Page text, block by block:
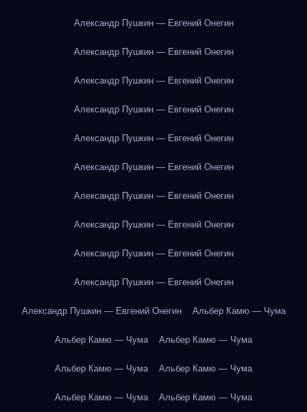
Александр Пушкин — Евгений Онегин
Александр Пушкин — Евгений Онегин
Александр Пушкин — Евгений Онегин
Александр Пушкин — Евгений Онегин
Александр Пушкин — Евгений Онегин
Александр Пушкин — Евгений Онегин
Александр Пушкин — Евгений Онегин
Александр Пушкин — Евгений Онегин
Александр Пушкин — Евгений Онегин
Александр Пушкин — Евгений Онегин
Александр Пушкин — Евгений Онегин Альбер Камю — Чума
Альбер Камю — Чума Альбер Камю — Чума
Альбер Камю — Чума Альбер Камю — Чума
Альбер Камю — Чума Альбер Камю — Чума